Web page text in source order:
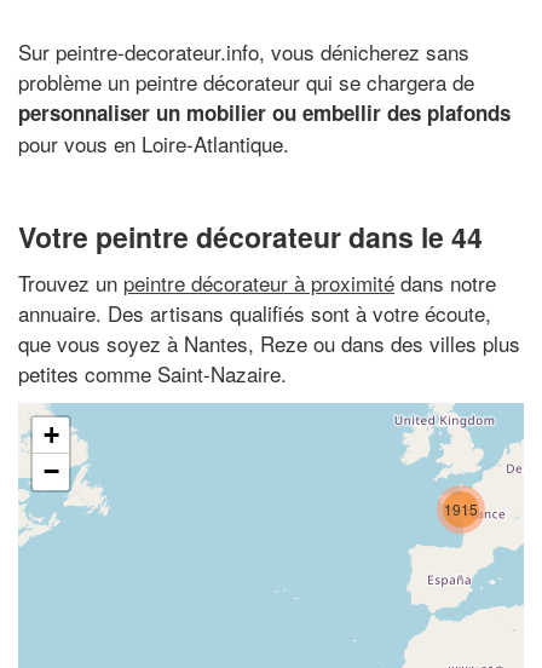
Sur peintre-decorateur.info, vous dénicherez sans
problème un peintre décorateur qui se chargera de
personnaliser un mobilier ou embellir des plafonds
pour vous en Loire-Atlantique.
Votre peintre décorateur dans le 44
Trouvez un peintre décorateur à proximité dans notre
annuaire. Des artisans qualifiés sont à votre écoute,
que vous soyez à Nantes, Reze ou dans des villes plus
petites comme Saint-Nazaire.
1915
+
−